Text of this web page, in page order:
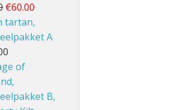
€60.00
tartan,
A
of
B,